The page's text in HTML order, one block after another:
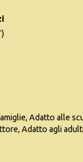
Adatto alle
Adatto agli